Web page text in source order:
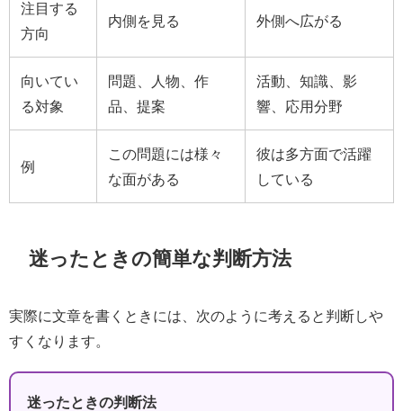
注目する
方向
内側を見る 外側へ広がる
向いてい
る対象
問題、人物、作
品、提案
活動、知識、影
響、応用分野
例
この問題には様々
な面がある
彼は多方面で活躍
している
迷ったときの簡単な判断方法
実際に文章を書くときには、次のように考えると判断しや
すくなります。
迷ったときの判断法